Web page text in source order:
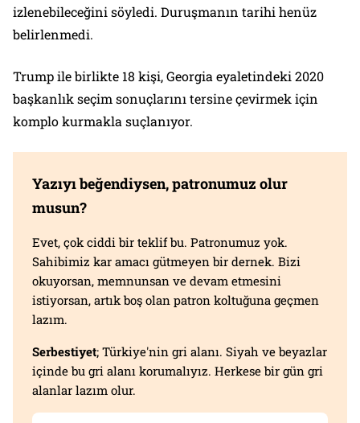
izlenebileceğini söyledi. Duruşmanın tarihi henüz
belirlenmedi.
Trump ile birlikte 18 kişi, Georgia eyaletindeki 2020
başkanlık seçim sonuçlarını tersine çevirmek için
komplo kurmakla suçlanıyor.
Yazıyı beğendiysen, patronumuz olur
musun?
Evet, çok ciddi bir teklif bu. Patronumuz yok.
Sahibimiz kar amacı gütmeyen bir dernek. Bizi
okuyorsan, memnunsan ve devam etmesini
istiyorsan, artık boş olan patron koltuğuna geçmen
lazım.
Serbestiyet; Türkiye'nin gri alanı. Siyah ve beyazlar
içinde bu gri alanı korumalıyız. Herkese bir gün gri
alanlar lazım olur.